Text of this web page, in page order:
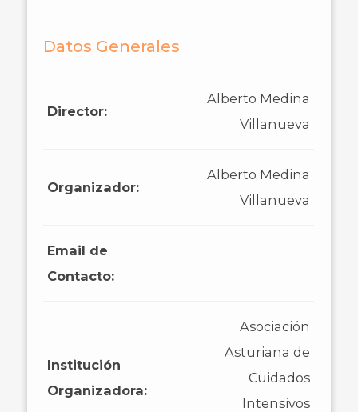
Datos Generales
Director:
Alberto Medina
Villanueva
Organizador:
Alberto Medina
Villanueva
Email de
Contacto:
Institución
Organizadora:
Asociación
Asturiana de
Cuidados
Intensivos